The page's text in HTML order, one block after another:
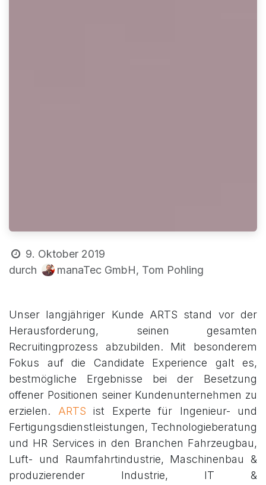
9. Oktober 2019
durch
manaTec GmbH, Tom Pohling
Unser langjähriger Kunde ARTS stand vor der
Herausforderung, seinen gesamten
Recruitingprozess abzubilden. Mit besonderem
Fokus auf die Candidate Experience galt es,
bestmögliche Ergebnisse bei der Besetzung
offener Positionen seiner Kundenunternehmen zu
erzielen. ARTS ist Experte für Ingenieur- und
Fertigungsdienstleistungen, Technologieberatung
und HR Services in den Branchen Fahrzeugbau,
Luft- und Raumfahrtindustrie, Maschinenbau &
produzierender Industrie, IT &